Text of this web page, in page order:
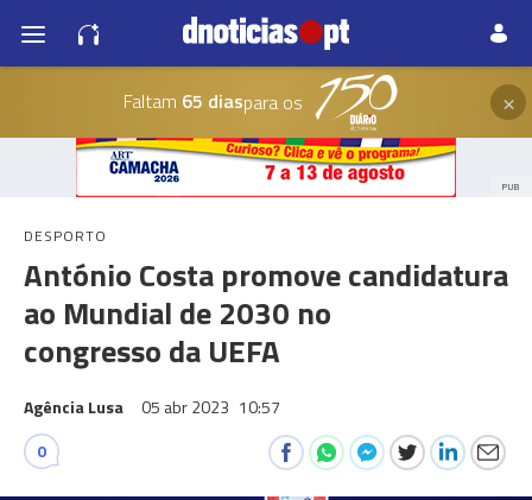
Faltam 65 diaspara os ×
PUB
DESPORTO
António Costa promove candidatura
ao Mundial de 2030 no
congresso da UEFA
Agência Lusa 05 abr 2023 10:57
0